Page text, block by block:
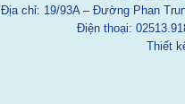
Địa chỉ: 19/93A – Đường Phan
Điện thoại:
Thiết